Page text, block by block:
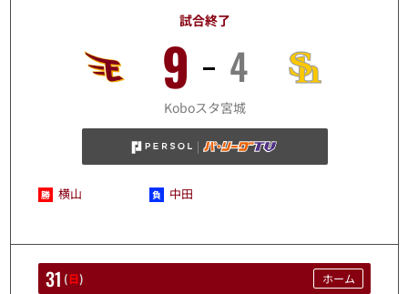
8/30
試合終了
9 4
Koboスタ宮城
横山 中田
31 (日) ホーム